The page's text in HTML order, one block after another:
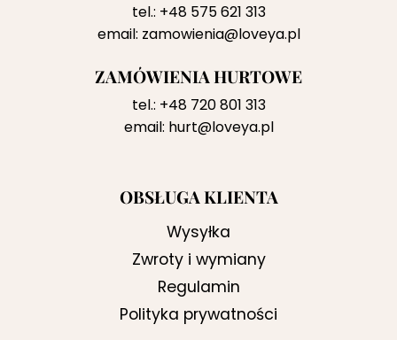
tel.: +48 575 621 313
email: zamowienia@loveya.pl
ZAMÓWIENIA HURTOWE
tel.: +48 720 801 313
email: hurt@loveya.pl
OBSŁUGA KLIENTA
Wysyłka
Zwroty i wymiany
Regulamin
Polityka prywatności